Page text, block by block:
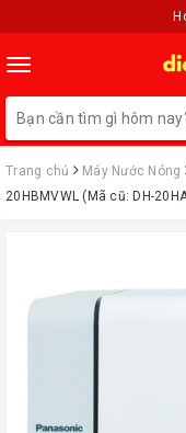
Toggle
navigation
Trang chủ Máy Nước Nóng
20HBMVWL (Mã cũ: DH-